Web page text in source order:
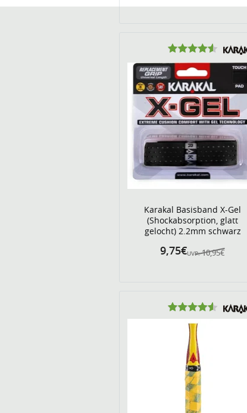
Karakal Basisband X-Gel
(Shockabsorption, glatt
gelocht) 2.2mm schwarz
UVP: 10,95€
9,75€